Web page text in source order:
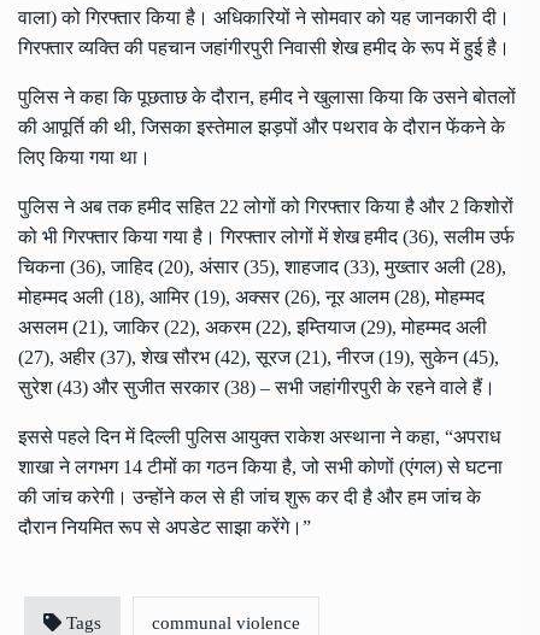
वाला) को गिरफ्तार किया है। अधिकारियों ने सोमवार को यह जानकारी दी।
गिरफ्तार व्यक्ति की पहचान जहांगीरपुरी निवासी शेख हमीद के रूप में हुई है।
पुलिस ने कहा कि पूछताछ के दौरान, हमीद ने खुलासा किया कि उसने बोतलों
की आपूर्ति की थी, जिसका इस्तेमाल झड़पों और पथराव के दौरान फेंकने के
लिए किया गया था।
पुलिस ने अब तक हमीद सहित 22 लोगों को गिरफ्तार किया है और 2 किशोरों
को भी गिरफ्तार किया गया है। गिरफ्तार लोगों में शेख हमीद (36), सलीम उर्फ
चिकना (36), जाहिद (20), अंसार (35), शाहजाद (33), मुख्तार अली (28),
मोहम्मद अली (18), आमिर (19), अक्सर (26), नूर आलम (28), मोहम्मद
असलम (21), जाकिर (22), अकरम (22), इम्तियाज (29), मोहम्मद अली
(27), अहीर (37), शेख सौरभ (42), सूरज (21), नीरज (19), सुकेन (45),
सुरेश (43) और सुजीत सरकार (38) – सभी जहांगीरपुरी के रहने वाले हैं।
इससे पहले दिन में दिल्ली पुलिस आयुक्त राकेश अस्थाना ने कहा, “अपराध
शाखा ने लगभग 14 टीमों का गठन किया है, जो सभी कोणों (एंगल) से घटना
की जांच करेगी। उन्होंने कल से ही जांच शुरू कर दी है और हम जांच के
दौरान नियमित रूप से अपडेट साझा करेंगे।”
Tags communal violence